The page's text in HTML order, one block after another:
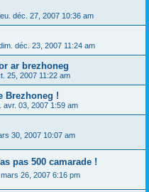
déc. 27, 2007 10:36 am
déc. 23, 2007 11:24 am
ar brezhoneg
25, 2007 11:22 am
Brezhoneg !
avr. 03, 2007 1:59 am
30, 2007 10:07 am
pas 500 camarade !
26, 2007 6:16 pm